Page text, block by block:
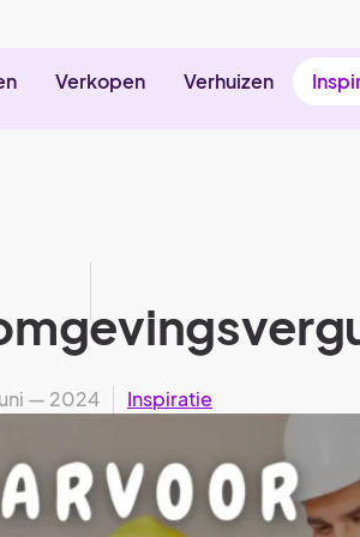
Verkopen Verhuizen
— 2024 Inspiratie